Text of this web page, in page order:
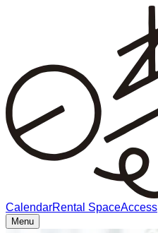
CalendarRental SpaceAccess
Menu